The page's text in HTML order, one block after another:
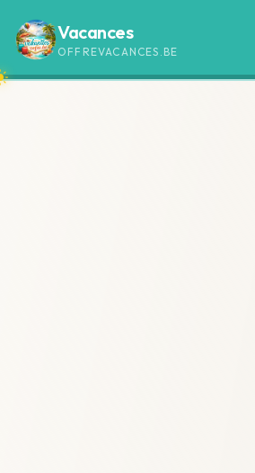
Vacances
OFFREVACANCES.BE